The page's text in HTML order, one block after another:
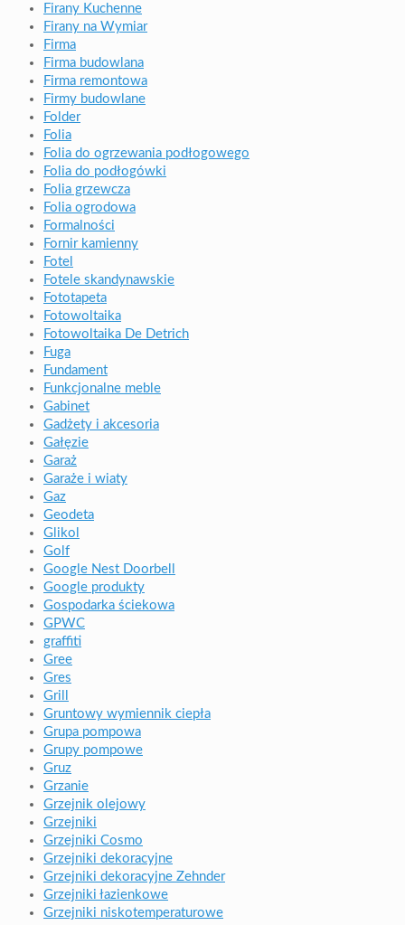
Firany Kuchenne
Firany na Wymiar
Firma
Firma budowlana
Firma remontowa
Firmy budowlane
Folder
Folia
Folia do ogrzewania podłogowego
Folia do podłogówki
Folia grzewcza
Folia ogrodowa
Formalności
Fornir kamienny
Fotel
Fotele skandynawskie
Fototapeta
Fotowoltaika
Fotowoltaika De Detrich
Fuga
Fundament
Funkcjonalne meble
Gabinet
Gadżety i akcesoria
Gałęzie
Garaż
Garaże i wiaty
Gaz
Geodeta
Glikol
Golf
Google Nest Doorbell
Google produkty
Gospodarka ściekowa
GPWC
graffiti
Gree
Gres
Grill
Gruntowy wymiennik ciepła
Grupa pompowa
Grupy pompowe
Gruz
Grzanie
Grzejnik olejowy
Grzejniki
Grzejniki Cosmo
Grzejniki dekoracyjne
Grzejniki dekoracyjne Zehnder
Grzejniki łazienkowe
Grzejniki niskotemperaturowe